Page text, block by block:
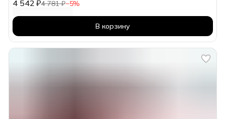
4 542 ₽4 781 ₽−5%
В корзину